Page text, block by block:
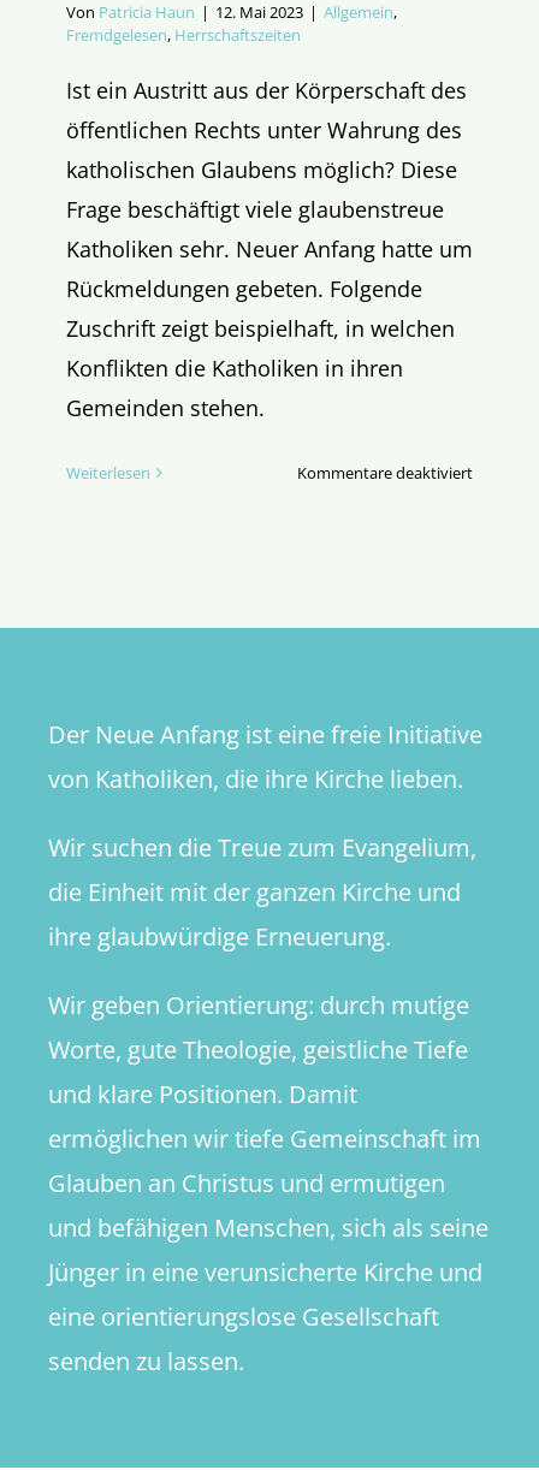
Von Patricia Haun | 12. Mai 2023 | Allgemein,
Fremdgelesen, Herrschaftszeiten
Ist ein Austritt aus der Körperschaft des
öffentlichen Rechts unter Wahrung des
katholischen Glaubens möglich? Diese
Frage beschäftigt viele glaubenstreue
Katholiken sehr. Neuer Anfang hatte um
Rückmeldungen gebeten. Folgende
Zuschrift zeigt beispielhaft, in welchen
Konflikten die Katholiken in ihren
Gemeinden stehen.
Weiterlesen Kommentare deaktiviertfür
Der Neue Anfang ist eine freie Initiative
von Katholiken, die ihre Kirche lieben.
Wir suchen die Treue zum Evangelium,
die Einheit mit der ganzen Kirche und
ihre glaubwürdige Erneuerung.
Wir geben Orientierung: durch mutige
Worte, gute Theologie, geistliche Tiefe
und klare Positionen. Damit
ermöglichen wir tiefe Gemeinschaft im
Glauben an Christus und ermutigen
und befähigen Menschen, sich als seine
Jünger in eine verunsicherte Kirche und
eine orientierungslose Gesellschaft
senden zu lassen.